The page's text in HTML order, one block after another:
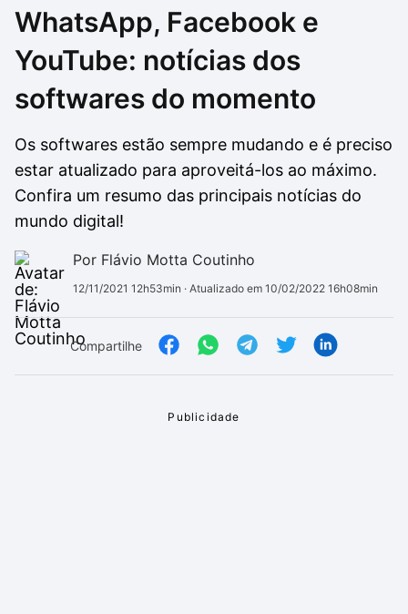
Drivers
Ver mais
Outros
Ver mais
WhatsApp, Facebook e
YouTube: notícias dos
softwares do momento
Os softwares estão sempre mudando e é preciso
estar atualizado para aproveitá-los ao máximo.
Confira um resumo das principais notícias do
mundo digital!
Por Flávio Motta Coutinho
12/11/2021 12h53min · Atualizado em 10/02/2022 16h08min
Compartilhe